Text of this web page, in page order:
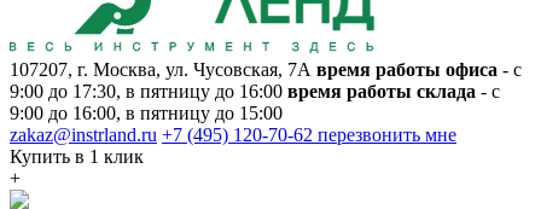
107207, г. Москва, ул. Чусовская, 7А время работы офиса - с
9:00 до 17:30, в пятницу до 16:00 время работы склада - с
9:00 до 16:00, в пятницу до 15:00
zakaz@instrland.ru +7 (495) 120-70-62 перезвонить мне
Купить в 1 клик
+